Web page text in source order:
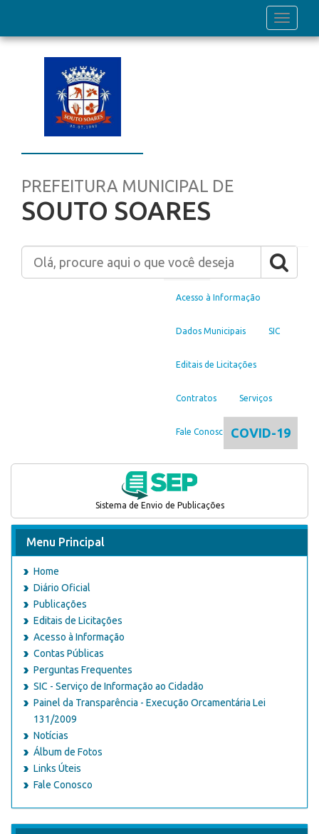
Toggle
PREFEITURA MUNICIPAL DE
SOUTO SOARES
Home
Acesso à Informação
Dados Municipais SIC
Editais de Licitações
Contratos Serviços
Fale Conosco COVID-19
Sistema de Envio de Publicações
Menu Principal
Home
Diário Oficial
Publicações
Editais de Licitações
Acesso à Informação
Contas Públicas
Perguntas Frequentes
SIC - Serviço de Informação ao Cidadão
Painel da Transparência - Execução Orcamentária Lei
131/2009
Notícias
Álbum de Fotos
Links Úteis
Fale Conosco